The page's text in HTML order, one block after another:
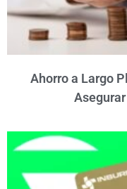
Ahorro a Largo